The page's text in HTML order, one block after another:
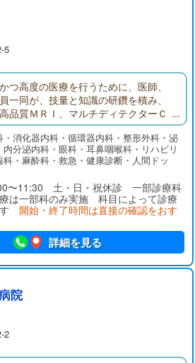
ることが重要です。当クリニックで
査、膀胱内視鏡検査、尿検査などを
方に適した治療を提案しています。
の立場だったら」「患者さまが自分
ほしいのかを考えながら、プライバ
あたっています。男性、女性、年齢
あればささいな症状でもご相談くだ
習慣病の診療を中心に、禁煙治療に
ニックの最寄り駅は、JR奥羽本線
場を16台分ご用意していますので、
もできます。
5
つ高度の医療を行うために、医師、
一同が、技量と知識の研鑽を積み、
品質ＭＲＩ、マルチディテクターＣ
定装置ほか）の導入に努めておりま
も緊密に連携を取り合って、患者本
す。
消化器内科・循環器内科・整形外科・泌
分泌内科・眼科・耳鼻咽喉科・リハビリ
・麻酔科・救急・健康診断・人間ドッ
〜11:30 土・日・祝休診 一部診療科
は一部科のみ実施 科目によって診療
開始・終了時間は直接の確認をおす
詳細を見る
院
2